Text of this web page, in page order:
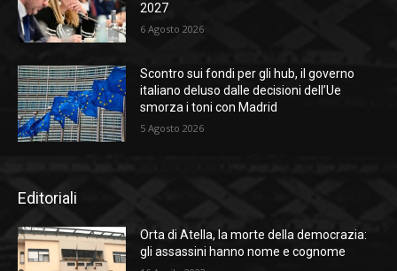
2027
6 Agosto 2026
Scontro sui fondi per gli hub, il governo
italiano deluso dalle decisioni dell’Ue
smorza i toni con Madrid
5 Agosto 2026
Editoriali
Orta di Atella, la morte della democrazia:
gli assassini hanno nome e cognome